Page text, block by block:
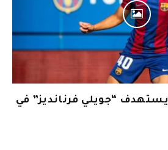
“جويلي فرنانديز” في